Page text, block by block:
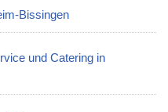
Bissingen
und Catering in